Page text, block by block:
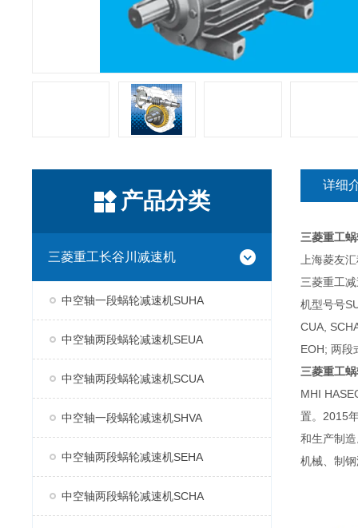
产品分类
三菱重工长谷川减速机
中空轴一段蜗轮减速机SUHA
中空轴两段蜗轮减速机SEUA
中空轴两段蜗轮减速机SCUA
中空轴一段蜗轮减速机SHVA
中空轴两段蜗轮减速机SEHA
中空轴两段蜗轮减速机SCHA
详细
三菱重工
上海菱友
三菱重工
机型号号
CUA,
EOH; 两段
三菱重工
MHI
置。2015
和生产制
机械、制